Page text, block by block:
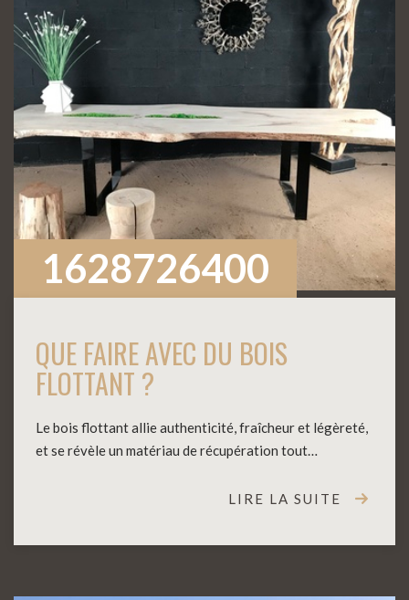
1628726400
QUE FAIRE AVEC DU BOIS
FLOTTANT ?
Le bois flottant allie authenticité, fraîcheur et légèreté,
et se révèle un matériau de récupération tout…
LIRE LA SUITE